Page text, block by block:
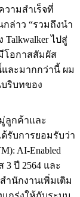
ามสำเร็จที่
กล่าว “รวมถึงนำ
ไปสู่
โอกาสสัมผัส
ละมากกว่านี้ ผม
ริบทของ
ลูกค้าและ
ด้รับการยอมรับว่า
AI-Enabled
3 ปี 2564 และ
ำนักงานเพิ่มเติม